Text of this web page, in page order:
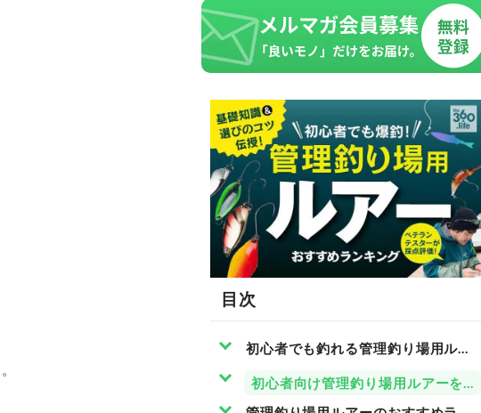
目次
初心者でも釣れる管理釣り場用ルア
初心者向け管理釣り場用ルアーをテ